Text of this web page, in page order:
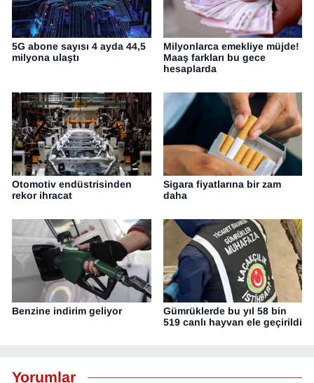
5G abone sayısı 4 ayda 44,5
milyona ulaştı
Milyonlarca emekliye müjde!
Maaş farkları bu gece
hesaplarda
Otomotiv endüstrisinden
rekor ihracat
Sigara fiyatlarına bir zam
daha
Benzine indirim geliyor
Gümrüklerde bu yıl 58 bin
519 canlı hayvan ele geçirildi
Yorumlar